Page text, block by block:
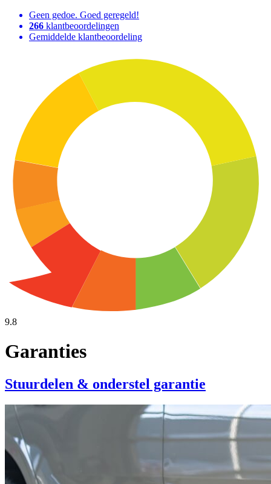
Geen gedoe. Goed geregeld!
266 klantbeoordelingen
Gemiddelde klantbeoordeling
9.8
Garanties
Stuurdelen & onderstel garantie